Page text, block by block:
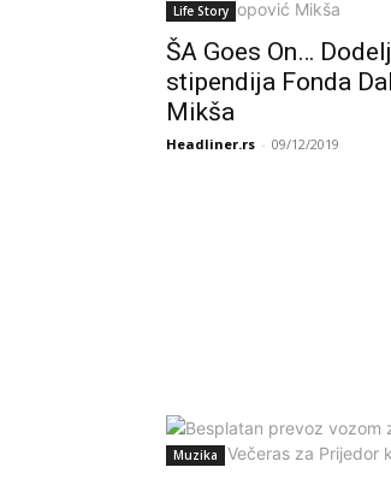
Life Story
ŠA Goes On…
stipendija Fonda
Mikša
Headliner.rs - 09/12/2019
Muzika